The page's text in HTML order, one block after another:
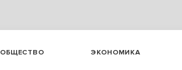
ОБЩЕСТВО ЭКОНОМИКА